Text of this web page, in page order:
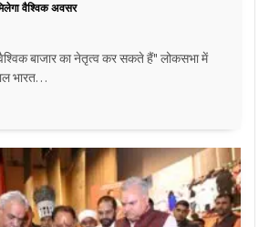
वैश्विक अवसर
बाजार का नेतृत्व कर सकते हैं" लोकसभा में
भारत…